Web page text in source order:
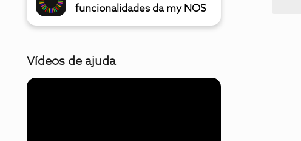
funcionalidades da my NOS
Vídeos de ajuda